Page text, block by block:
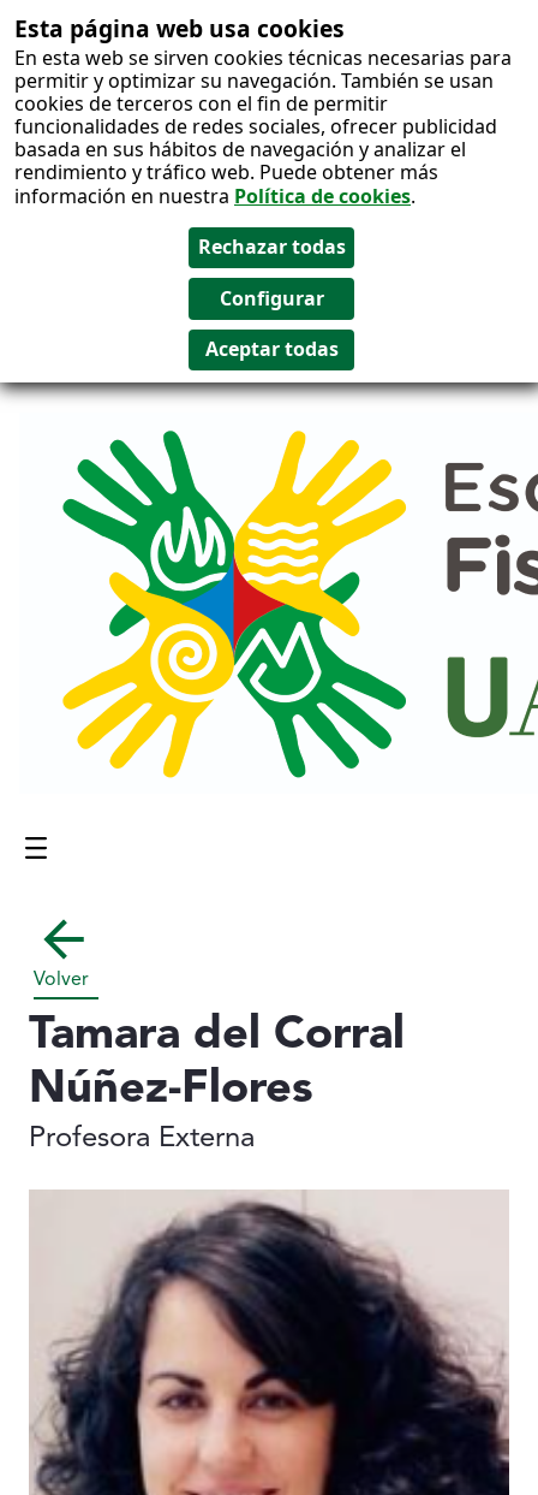
Esta página web usa cookies
En esta web se sirven cookies técnicas necesarias para
permitir y optimizar su navegación. También se usan
cookies de terceros con el fin de permitir
funcionalidades de redes sociales, ofrecer publicidad
basada en sus hábitos de navegación y analizar el
rendimiento y tráfico web. Puede obtener más
información en nuestra Política de cookies.
Salto al
contenido
Contenido principal
Volver
Tamara del Corral
Núñez-Flores
Profesora Externa